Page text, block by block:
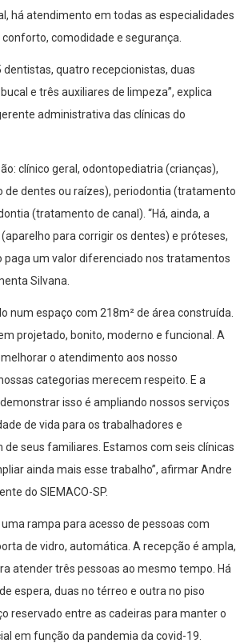
há atendimento em todas as especialidades
comodidade e segurança.
dentistas, quatro recepcionistas, duas
e três auxiliares de limpeza”, explica
administrativa das clínicas do
clínico geral, odontopediatria (crianças),
de dentes ou raízes), periodontia (tratamento
(tratamento de canal). “Há, ainda, a
para corrigir os dentes) e próteses,
paga um valor diferenciado nos tratamentos
Silvana.
num espaço com 218m² de área construída.
projetado, bonito, moderno e funcional. A
o atendimento aos nosso
categorias merecem respeito. E a
isso é ampliando nossos serviços
de vida para os trabalhadores e
de seus familiares. Estamos com seis clínicas
ainda mais esse trabalho”, afirmar Andre
do SIEMACO-SP.
uma rampa para acesso de pessoas com
de vidro, automática. A recepção é ampla,
atender três pessoas ao mesmo tempo. Há
espera, duas no térreo e outra no piso
reservado entre as cadeiras para manter o
em função da pandemia da covid-19.